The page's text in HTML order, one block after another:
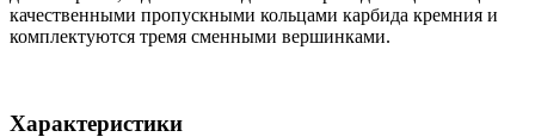
качественными пропускными кольцами карбида кремния и
комплектуются тремя сменными вершинками.
Характеристики